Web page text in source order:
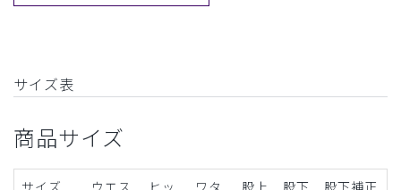
サイズ表
商品サイズ